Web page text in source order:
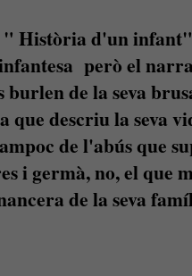
" Història d'un
però el
de la seva
que descriu la seva
de l'abús que
i germà, no, el que
de la seva